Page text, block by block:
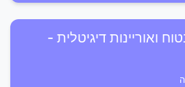
ואוריינות דיגיטלית -